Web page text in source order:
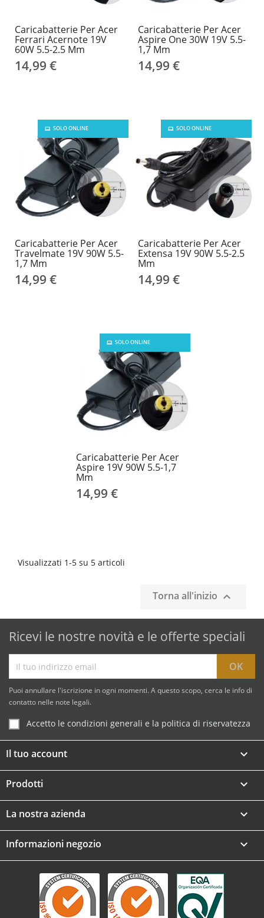
Caricabatterie Per Acer
Ferrari Acernote 19V
60W 5.5-2.5 Mm
14,99 €
Caricabatterie Per Acer
Aspire One 30W 19V 5.5-
1,7 Mm
14,99 €
Caricabatterie Per Acer
Travelmate 19V 90W 5.5-
1,7 Mm
14,99 €
SOLO ONLINE
Caricabatterie Per Acer
Extensa 19V 90W 5.5-2.5
Mm
14,99 €
SOLO ONLINE
Caricabatterie Per Acer
Aspire 19V 90W 5.5-1,7
Mm
14,99 €
SOLO ONLINE
Visualizzati 1-5 su 5 articoli
Torna all'inizio 
Ricevi le nostre novità e le offerte speciali
Puoi annullare l'iscrizione in ogni momenti. A questo scopo, cerca le info di
contatto nelle note legali.
Accetto le condizioni generali e la politica di riservatezza
Il tuo account 
Prodotti 
La nostra azienda 
Informazioni negozio keyboard_arrow_down